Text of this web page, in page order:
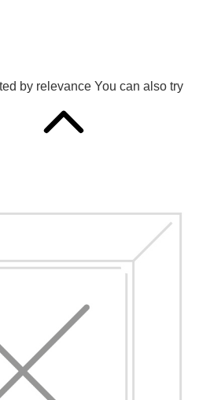
by relevance You can also try